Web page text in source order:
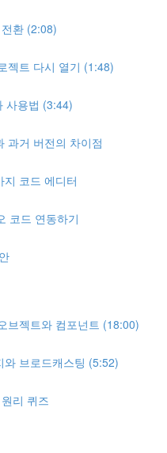
환 (2:08)
젝트 다시 열기 (1:48)
사용법 (3:44)
과거 버전의 차이점
코드 에디터
코드 연동하기
브젝트와 컴포넌트 (18:00)
브로드캐스팅 (5:52)
리 퀴즈